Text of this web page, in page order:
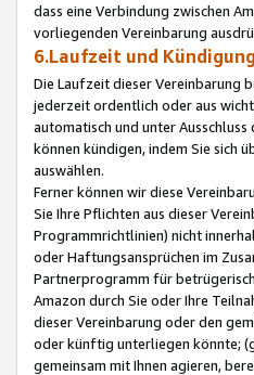
dass eine Verbindung zwischen
vorliegenden Vereinbarung
6.Laufzeit und Kündigung
Die Laufzeit dieser Vereinbarung
jederzeit ordentlich oder aus
automatisch und unter
können kündigen, indem Sie sich
auswählen.
Ferner können wir diese
Sie Ihre Pflichten aus dieser
Programmrichtlinien) nicht
oder Haftungsansprüchen im
Partnerprogramm für
Amazon durch Sie oder Ihre
dieser Vereinbarung oder den
oder künftig unterliegen könnte;
gemeinsam mit Ihnen agieren,